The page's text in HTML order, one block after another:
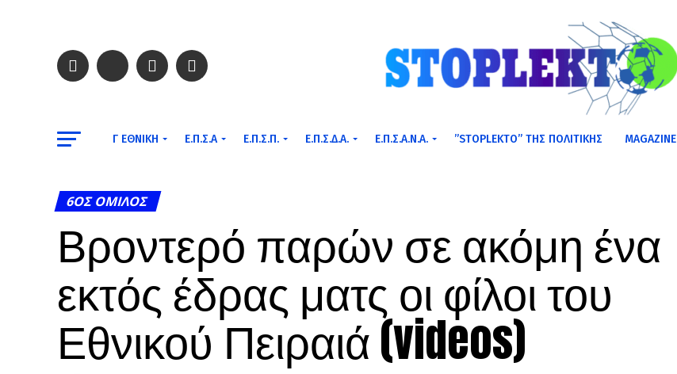
Γ ΕΘΝΙΚΉ Ε.Π.Σ.Α Ε.Π.Σ.Π. Ε.Π.Σ.Δ.Α. Ε.Π.Σ.Α.Ν.Α. ”STOPLEKTO” ΤΗΣ ΠΟΛΙΤΙΚΗΣ MAGAZINE
6ΟΣ ΌΜΙΛΟΣ
Βροντερό παρών σε ακόμη ένα
εκτός έδρας ματς οι φίλοι του
Εθνικού Πειραιά (videos)